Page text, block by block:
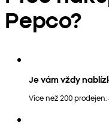
Pepco?
Je vám vždy
Více než 200